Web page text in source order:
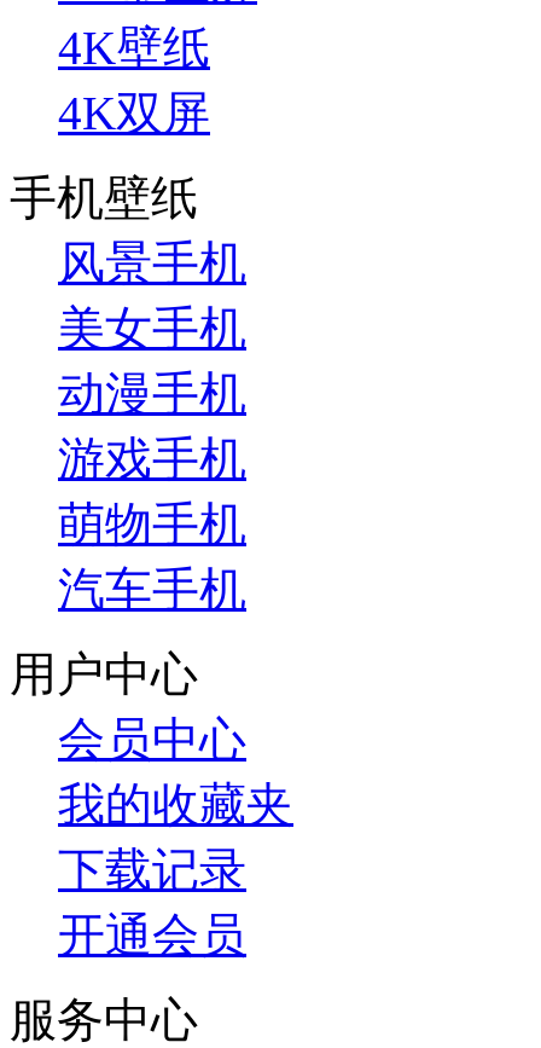
4K壁纸
4K双屏
手机壁纸
风景手机
美女手机
动漫手机
游戏手机
萌物手机
汽车手机
用户中心
会员中心
我的收藏夹
下载记录
开通会员
服务中心